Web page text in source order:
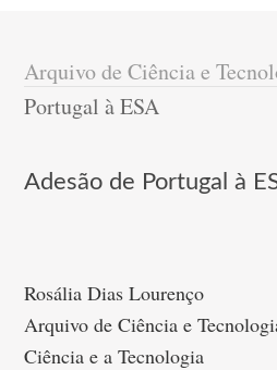
Arquivo de Ciência e
Portugal à ESA
Adesão de Portugal à
Rosália Dias Lourenço
Arquivo de Ciência e
Ciência e a Tecnologia